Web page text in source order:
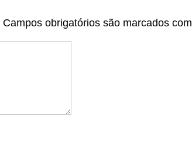
Campos obrigatórios são marcados com